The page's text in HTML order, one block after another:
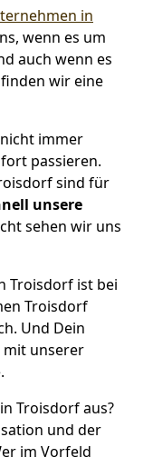
in
wenn es um
auch wenn es
wir eine
immer
passieren.
sind für
unsere
sehen wir uns
Troisdorf ist bei
Troisdorf
Und Dein
mit unserer
Troisdorf aus?
und der
im Vorfeld